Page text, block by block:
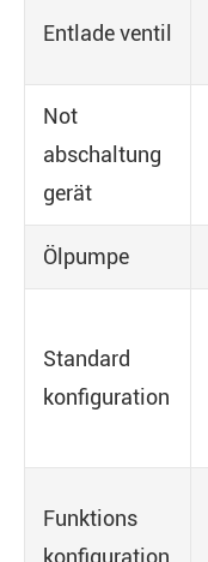
Entlade ventil
Not
abschaltung
gerät
Ölpumpe
Standard
konfiguration
Funktions
konfiguration